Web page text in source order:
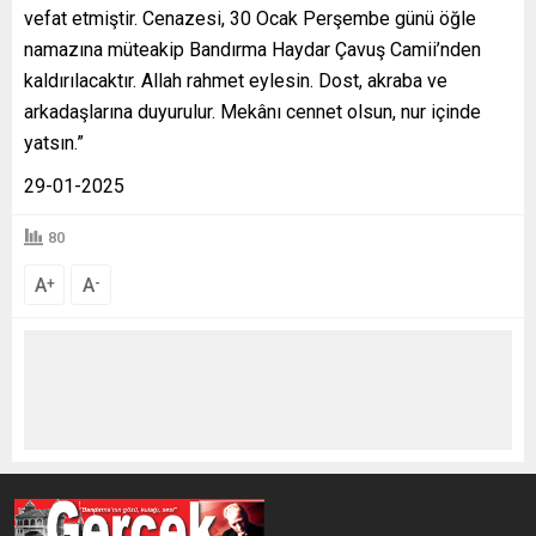
vefat etmiştir. Cenazesi, 30 Ocak Perşembe günü öğle
namazına müteakip Bandırma Haydar Çavuş Camii’nden
kaldırılacaktır. Allah rahmet eylesin. Dost, akraba ve
arkadaşlarına duyurulur. Mekânı cennet olsun, nur içinde
yatsın.”
29-01-2025
80
A+ A-